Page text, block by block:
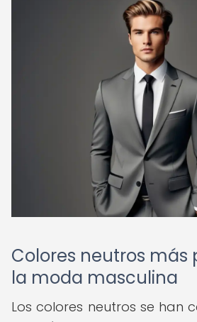
Colores neutros más
la moda masculina
Los colores neutros se han